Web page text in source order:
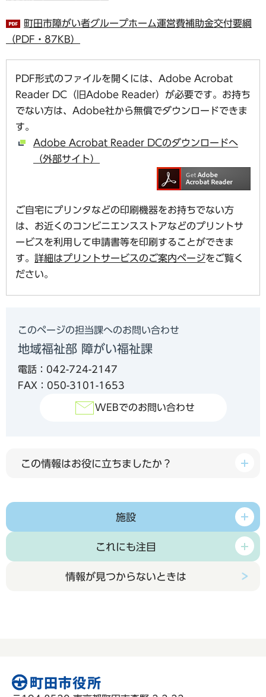
町田市障がい者グループホーム運営費補助金交付要綱
（PDF・87KB）
PDF形式のファイルを開くには、Adobe Acrobat
Reader DC（旧Adobe Reader）が必要です。お持ち
でない方は、Adobe社から無償でダウンロードできま
す。
Adobe Acrobat Reader DCのダウンロードへ
（外部サイト）
ご自宅にプリンタなどの印刷機器をお持ちでない方
は、お近くのコンビニエンスストアなどのプリントサ
ービスを利用して申請書等を印刷することができま
す。 詳細はプリントサービスのご案内ページをご覧く
ださい。
このページの担当課へのお問い合わせ
地域福祉部 障がい福祉課
電話：042-724-2147
FAX：050-3101-1653
WEBでのお問い合わせ
この情報はお役に立ちましたか？
施設
これにも注目
情報が見つからないときは